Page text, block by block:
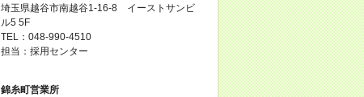
埼玉県越谷市南越谷1-16-8 イーストサンビ
ル5 5F
TEL：048-990-4510
担当：採用センター
錦糸町営業所